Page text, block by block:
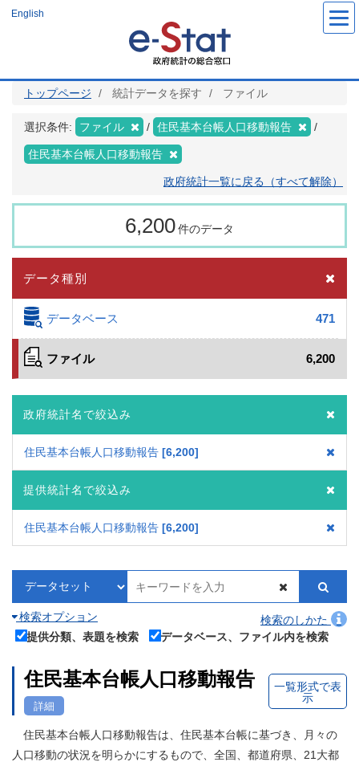
ツ
English
トップページ 統計データを探す ファイル
選択条件: ファイル 住民基本台帳人口移動報告
住民基本台帳人口移動報告
政府統計一覧に戻る（すべて解除）
6,200件のデータ
データ種別
データベース 471
ファイル 6,200
政府統計名で絞込み
住民基本台帳人口移動報告 6,200
提供統計名で絞込み
住民基本台帳人口移動報告 6,200
検索オプション
検索のしかた
提供分類、表題を検索
データベース、ファイル内を検索
住民基本台帳人口移動報告
詳細
一覧形式で表
示
住民基本台帳人口移動報告は、住民基本台帳に基づき、月々の
人口移動の状況を明らかにするもので、全国、都道府県、21大都